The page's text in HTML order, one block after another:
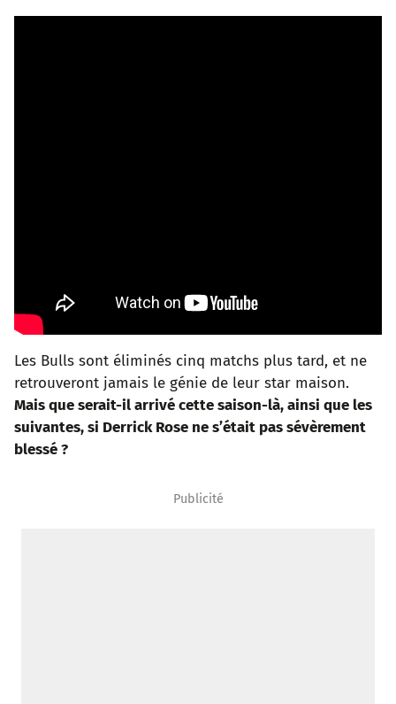
Les Bulls sont éliminés cinq matchs plus tard, et ne
retrouveront jamais le génie de leur star maison.
Mais que serait-il arrivé cette saison-là, ainsi que les
suivantes, si Derrick Rose ne s’était pas sévèrement
blessé ?
Publicité